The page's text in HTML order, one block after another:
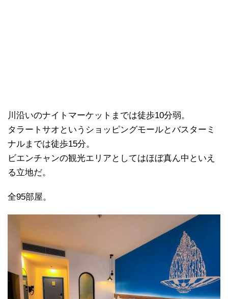
川沿いのナイトマーケットまでは徒歩10分弱。
タラートサオというショッピングモールとバスターミ
ナルまでは徒歩15分。
ビエンチャンの観光エリアとしてはほぼ真ん中といえ
る立地だ。
全95部屋。